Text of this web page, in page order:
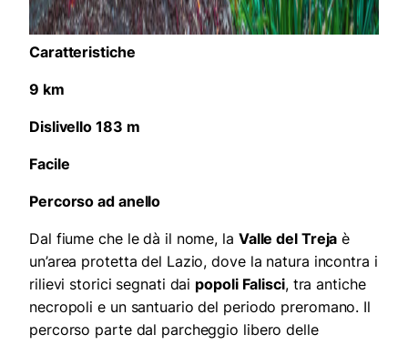
Caratteristiche
9 km
Dislivello 183 m
Facile
Percorso ad anello
Dal fiume che le dà il nome, la Valle del Treja è
un’area protetta del Lazio, dove la natura incontra i
rilievi storici segnati dai popoli Falisci, tra antiche
necropoli e un santuario del periodo preromano. Il
percorso parte dal parcheggio libero delle